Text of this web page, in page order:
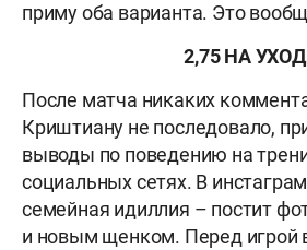
приму оба варианта. Это
2,75 НА УХОД
После матча никаких
Криштиану не последовало,
выводы по поведению на
социальных сетях. В
семейная идиллия – постит
и новым щенком. Перед игрой